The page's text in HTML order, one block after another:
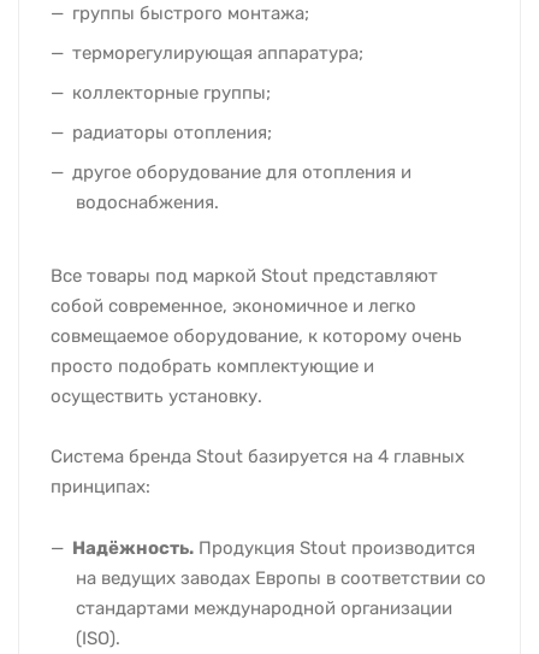
группы быстрого монтажа;
терморегулирующая аппаратура;
коллекторные группы;
радиаторы отопления;
другое оборудование для отопления и
водоснабжения.
Все товары под маркой Stout представляют
собой современное, экономичное и легко
совмещаемое оборудование, к которому очень
просто подобрать комплектующие и
осуществить установку.
Система бренда Stout базируется на 4 главных
принципах:
Надёжность.Продукция Stout производится
на ведущих заводах Европы в соответствии со
стандартами международной организации
(ISO).